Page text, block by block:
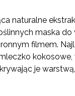
naturalne
maska
filmem.
je